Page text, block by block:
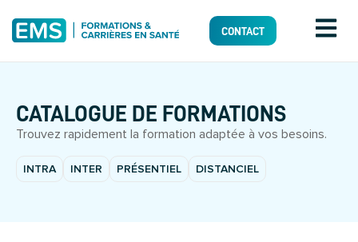
CONTACT
CATALOGUE DE FORMATIONS
Trouvez rapidement la formation adaptée à vos besoins.
INTRA INTER PRÉSENTIEL DISTANCIEL